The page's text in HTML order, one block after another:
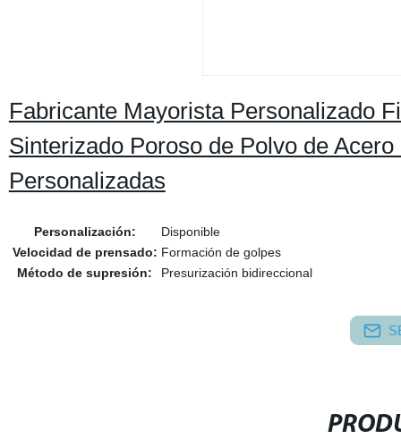
Fabricante Mayorista Personalizado
Sinterizado Poroso de Polvo de
Personalizadas
Personalización:
Disponible
Velocidad de prensado: Formación de golpes
Método de supresión:
Presurización bidireccional